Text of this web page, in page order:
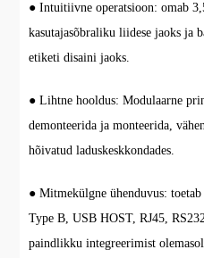
● Intuitiivne operatsioon: omab
kasutajasõbraliku liidese jaoks ja
etiketi disaini jaoks.
● Lihtne hooldus: Modulaarne
demonteerida ja monteerida,
hõivatud laduskeskkondades.
● Mitmekülgne ühenduvus:
Type B, USB HOST, RJ45,
paindlikku integreerimist